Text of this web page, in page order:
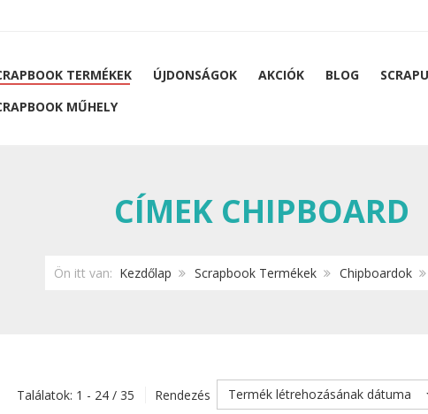
TERMÉKEK ÚJDONSÁGOK AKCIÓK BLOG
MŰHELY
CÍMEK CHIPBOARD
Ön itt van: Kezdőlap Scrapbook Termékek Chipboardok
Találatok: 1 - 24 / 35 Rendezés Termék létrehozásának dátuma